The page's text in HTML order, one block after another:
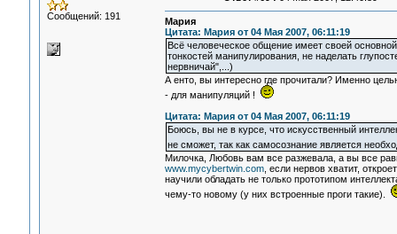
Сообщений: 191
Мария
Цитата: Мария от 04 Мая 2007, 06:11:19
Всё человеческое общение имеет своей
тонкостей манипулирования, не наделать
нервничай",...)
А енто, вы интересно где прочитали? Именно
- для манипуляций !
Цитата: Мария от 04 Мая 2007, 06:11:19
Боюсь, вы не в курсе, что искусственный
не сможет, так как самосознание является
Милочка, Любовь вам все разжевала, а вы все
www.mycybertwin.com, если нервов хватит,
научили обладать не только прототипом
чему-то новому (у них встроенные проги такие).